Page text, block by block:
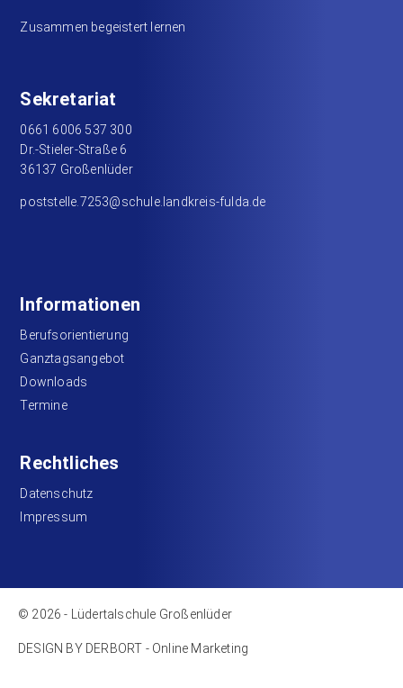
Zusammen begeistert lernen
Sekretariat
0661 6006 537 300
Dr.-Stieler-Straße 6
36137 Großenlüder
poststelle.7253@schule.landkreis-fulda.de
Informationen
Berufsorientierung
Ganztagsangebot
Downloads
Termine
Rechtliches
Datenschutz
Impressum
© 2026 - Lüdertalschule Großenlüder
DESIGN BY DERBORT - Online Marketing